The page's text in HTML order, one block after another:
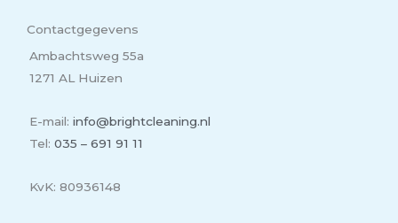
Contactgegevens
Ambachtsweg 55a
1271 AL Huizen
E-mail: info@brightcleaning.nl
Tel: 035 – 691 91 11
KvK: 80936148